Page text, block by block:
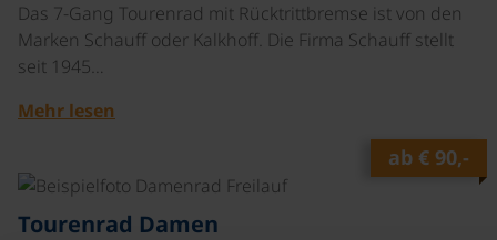
Das 7-Gang Tourenrad mit Rücktrittbremse ist von den
Marken Schauff oder Kalkhoff. Die Firma Schauff stellt
seit 1945…
Mehr lesen
ab € 90,-
Tourenrad Damen